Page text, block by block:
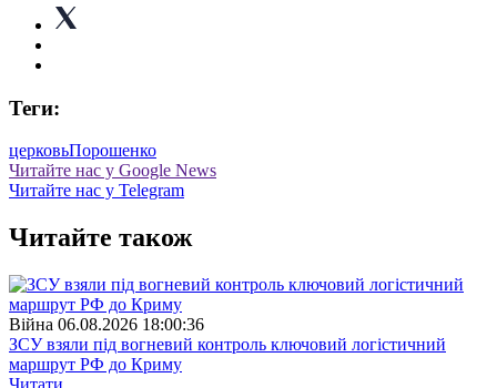
Теги:
церковьПорошенко
Читайте нас у Google News
Читайте нас у Telegram
Читайте також
Війна 06.08.2026 18:00:36
ЗСУ взяли під вогневий контроль ключовий логістичний
маршрут РФ до Криму
Читати